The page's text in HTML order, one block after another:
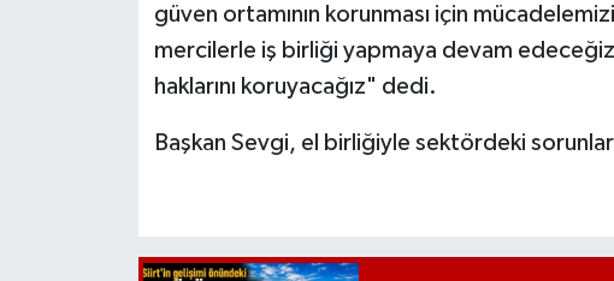
güven ortamının korunması için
mercilerle iş birliği yapmaya devam
haklarını koruyacağız" dedi.
Başkan Sevgi, el birliğiyle sektördeki